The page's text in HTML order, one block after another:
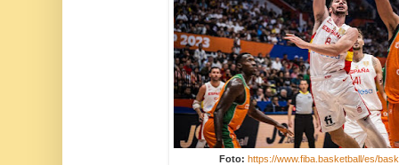
Foto: https://www.fiba.basketball/es/